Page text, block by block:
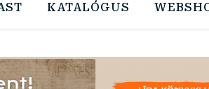
KATALÓGUS